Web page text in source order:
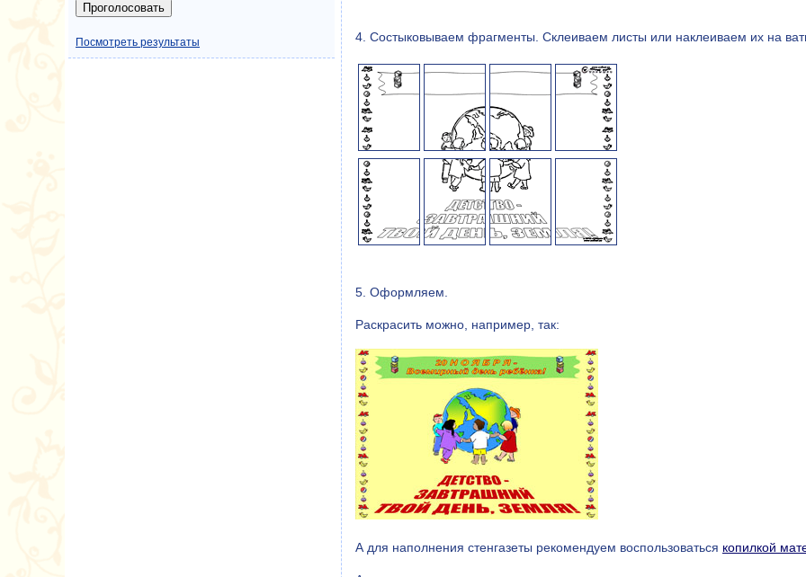
4. Состыковываем фрагменты. Cклеиваем листы или наклеиваем их на
5. Оформляем.
Раскрасить можно, например, так:
А для наполнения стенгазеты рекомендуем воспользоваться копилкой
Посмотреть результаты